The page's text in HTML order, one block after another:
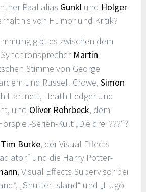
Paal alias Gunkl und Holger
von Humor und Kritik?
gibt es zwischen dem
Martin
Stimme von George
und Russell Crowe, Simon
Hartnett, Heath Ledger und
und Oliver Rohrbeck, dem
Serien-Kult „Die drei ???“?
Tim Burke, der Visual Effects
und die Harry Potter-
, Visual Effects Supervisor bei
„Shutter Island“ und „Hugo